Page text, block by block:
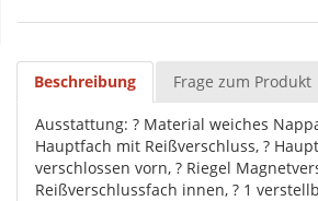
Beschreibung Frage zum Produkt
Ausstattung: ? Material weiches
Hauptfach mit Reißverschluss, ?
verschlossen vorn, ? Riegel
Reißverschlussfach innen, ? 1